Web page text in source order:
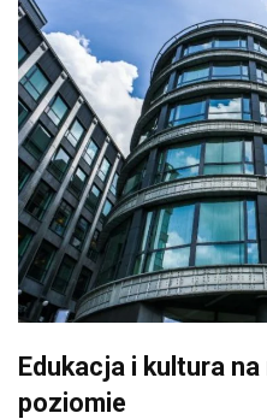
Edukacja i kultura
poziomie